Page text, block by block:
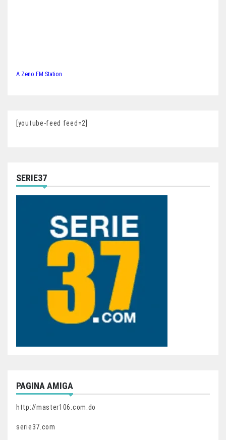
A Zeno.FM Station
[youtube-feed feed=2]
SERIE37
PAGINA AMIGA
http://master106.com.do
serie37.com